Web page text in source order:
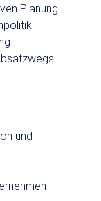
Planung
und